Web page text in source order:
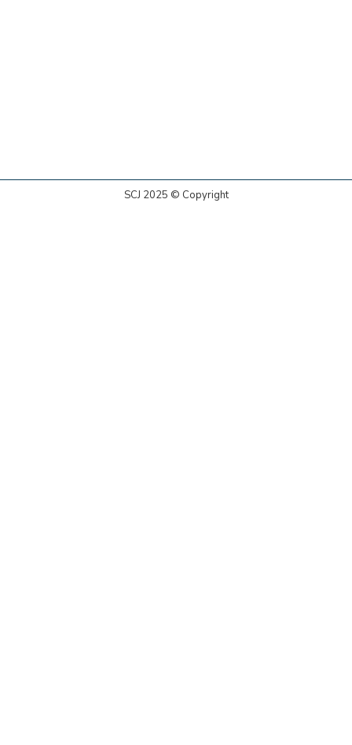
SCJ 2025 © Copyright